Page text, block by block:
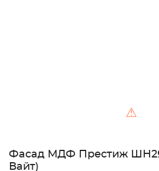
⚠
Фасад МДФ Престиж
Вайт)